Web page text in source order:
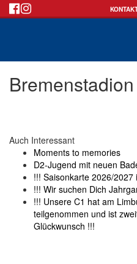
Bremenstadion
Auch Interessant
Moments to memories
D2-Jugend mit neuen
!!! Saisonkarte 2026/
!!! Wir suchen Dich
!!! Unsere C1 hat am
teilgenommen und ist
Glückwunsch !!!